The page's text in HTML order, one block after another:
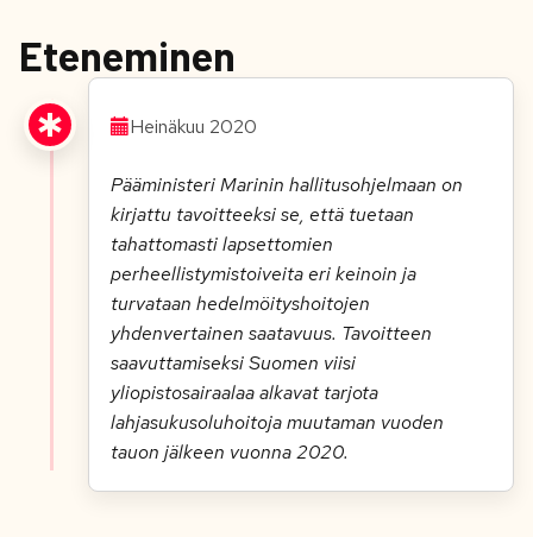
Eteneminen
Heinäkuu 2020
Pääministeri Marinin hallitusohjelmaan on
kirjattu tavoitteeksi se, että tuetaan
tahattomastilapsettomien
perheellistymistoiveita eri keinoin ja
turvataan hedelmöityshoitojen
yhdenvertainen saatavuus. Tavoitteen
saavuttamiseksi Suomen viisi
yliopistosairaalaa alkavat tarjota
lahjasukusoluhoitoja muutaman vuoden
tauon jälkeen vuonna 2020.